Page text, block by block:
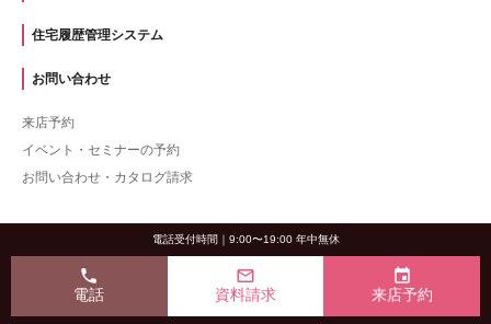
住宅履歴管理システム
お問い合わせ
来店予約
イベント・セミナーの予約
お問い合わせ・カタログ請求
電話受付時間｜9:00〜19:00 年中無休
phone
電話
mail_outline
資料請求
event
来店予約